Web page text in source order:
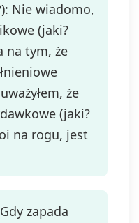
Nie wiadomo,
(jaki?
na tym, że
że
(jaki?
na rogu, jest
zapada